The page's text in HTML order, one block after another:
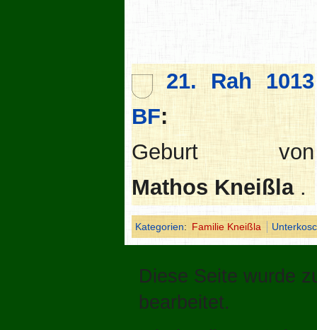
21. Rah 1013
BF:
Geburt von
Mathos Kneißla.
Kategorien: Familie Kneißla
Diese Seite wurde
bearbeitet.